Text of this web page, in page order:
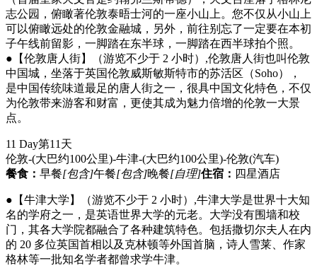
志公园，俯瞰著伦敦泰晤士河的一座小山上。您不仅从小山上
可以俯瞰远处的伦敦金融城，另外，前往别忘了一定要在本初
子午线前留影，一脚踏在东半球，一脚踏在西半球拍个照。
●【伦敦唐人街】（游览不少于 2 小时）,伦敦唐人街也叫伦敦
中国城，坐落于英国伦敦威斯敏斯特市的苏活区（Soho），
是中国传统味道最足的唐人街之一，很具中国文化特色，不仅
为伦敦带来游客和财富，更使其成为魅力倍增的伦敦一大景
点。
11 Day第11天
伦敦-(大巴约100公里)-牛津-(大巴约100公里)-伦敦(汽车)
餐食： 早餐[包含]午餐[包含]晚餐[自理]住宿： 四星酒店
●【牛津大学】（游览不少于 2 小时）,牛津大学是世界十大知
名的学府之一，是英语世界大学的元老。大学没有围墙和校
门，其各大学院都融合了各种建筑特色。包括撒切尔夫人在内
的 20 多位英国首相以及克林顿等外国首脑，诗人雪莱、作家
格林等一批知名学者都曾求学牛津。